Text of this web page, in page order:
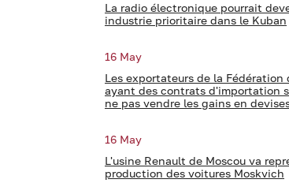
La radio électronique pourrait
industrie prioritaire dans le Kuban
16 May
Les exportateurs de la Fédération
ayant des contrats d'importation
ne pas vendre les gains en
16 May
L'usine Renault de Moscou va
production des voitures Moskvich